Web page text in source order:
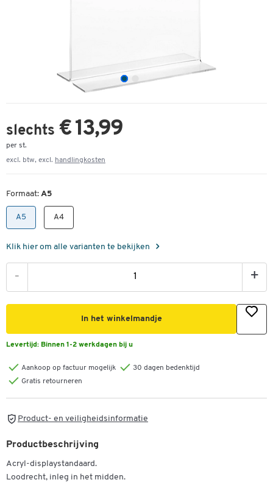
slechts € 13,99
per st.
excl. btw, excl. handlingkosten
Formaat: A5
A5 A4
Klik hier om alle varianten te bekijken
- +
In het winkelmandje
Levertijd: Binnen 1-2 werkdagen bij u
Aankoop op factuur mogelijk
30 dagen bedenktijd
Gratis retourneren
Product- en veiligheidsinformatie
Productbeschrijving
Acryl-displaystandaard.
Loodrecht, inleg in het midden.